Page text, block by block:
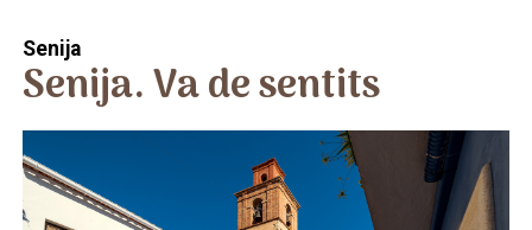
Senija
Senija. Va de sentits